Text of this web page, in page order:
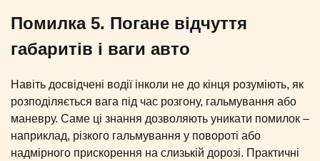
Помилка 5. Погане відчуття
габаритів і ваги авто
Навіть досвідчені водії інколи не до кінця розуміють, як
розподіляється вага під час розгону, гальмування або
маневру. Саме ці знання дозволяють уникати помилок –
наприклад, різкого гальмування у повороті або
надмірного прискорення на слизькій дорозі. Практичні